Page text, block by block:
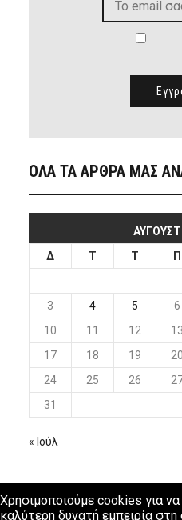
ΟΛΑ ΤΑ ΑΡΘΡΑ ΜΑΣ
Δ
Τ Τ Π
3
4 5 6
10
11 12 13
17
18 19 20
24
25 26
31
« Ιούλ
Χρησιμοποιούμε cookies για
καλύτερη δυνατή εμπειρία στη